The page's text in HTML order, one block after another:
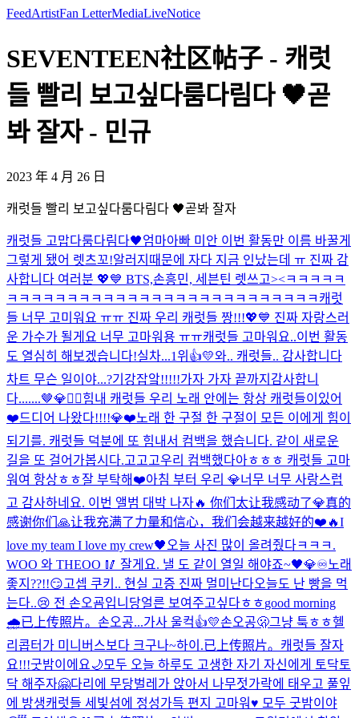
FeedArtistFan LetterMediaLiveNotice
SEVENTEEN社区帖子 - 캐럿
들 빨리 보고싶다룸다림다 🖤곧
봐 잘자 - 민규
2023 年 4 月 26 日
캐럿들 빨리 보고싶다룸다림다 🖤곧봐 잘자
캐럿들 고맙다룸다림다🖤엄마아빠 미안 이번 활동만 이름 바꿀게
그렇게 됐어 렛츠꼬!알러지때문에 자다 지금 인났는데 ㅠ 진짜 감
사합니다 여러분 💖💙 BTS,손흥민, 세븐틴 렛쓰고><ㅋㅋㅋㅋㅋ
ㅋㅋㅋㅋㅋㅋㅋㅋㅋㅋㅋㅋㅋㅋㅋㅋㅋㅋㅋㅋㅋㅋㅋㅋㅋㅋ 캐럿
들 너무 고미워요 ㅠㅠ 진짜 우리 캐럿들 짱!!!💖💙 진짜 자랑스러
운 가수가 될게요 너무 고마워용 ㅠㅠ캐럿들 고마워요..이번 활동
도 열심히 해보겠습니다!실차...1위👍💛와.. 캐럿들.. 감사합니다
차트 무슨 일이야...?기강잡앜!!!!!가자 가자 끝까지 감사합니
다.......🤎💎❤️‍🔥힘내 캐럿들 우리 노래 안에는 항상 캐럿들이있어
❤️드디어 나왔다!!!!💎❤️노래 한 구절 한 구절이 모든 이에게 힘이
되기를. 캐럿들 덕분에 또 힘내서 컴백을 했습니다. 같이 새로운
길을 또 걸어가봅시다.고고고우리 컴백했다아ㅎㅎㅎ 캐럿들 고마
워여 항상ㅎㅎ잘 부탁해❤️아침 부터 우리 💎너무 너무 사랑스럽
고 감사하네요. 이번 앨범 대박 나자🔥 你们太让我感动了💎真的
感谢你们🙏让我充满了力量和信心，我们会越来越好的❤️🔥I
love my team I love my crew🖤 오늘 사진 많이 올려줬다ㅋㅋㅋ.
WOO 와 THEOO 🥢 잘게요. 낼 도 같이 열일 해야죠~🖤💎♾️노래
좋지??!!😏고셉 쿠키.. 현실 고증 진짜 멀미난다오늘도 난 빵을 먹
는다..😢 전 손오굠입니당얼른 보여주고싶다ㅎㅎgood morning
🌧️已上传照片。 손오공...가사 울컥👍💛손오공🫢그냥 툭ㅎㅎ헬
리콥터가 미니버스보다 크구나~하이.已上传照片。 캐럿들 잘자
요!!!굿밤이에요🌙모두 오늘 하루도 고생한 자기 자신에게 토닥토
닥 해주자🤗다리에 무당벌레가 앉아서 나무젓가락에 태우고 풀잎
에 방생캐럿들 세빛섬에 정성가득 편지 고마워♥️ 모두 굿밤이야